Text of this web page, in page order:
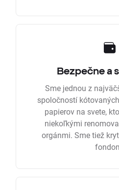
Bezpečne a
Sme jednou z
spoločností
papierov na svete,
niekoľkými
orgánmi. Sme tiež